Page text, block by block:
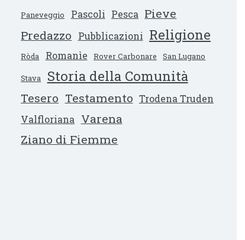
Paneveggio Pascoli Pesca Pieve
Predazzo
Pubblicazioni Religione
Ròda Romanìe Rover Carbonare San Lugano
Stava Storia della Comunità
Tesero Testamento Trodena Truden
Valfloriana
Varena
Ziano di Fiemme